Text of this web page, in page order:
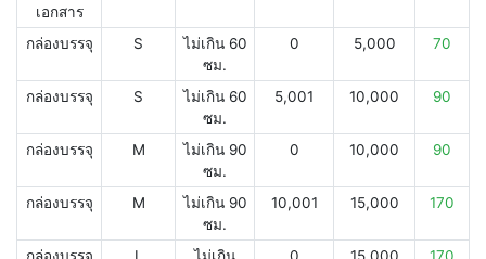
เอกสาร
กล่องบรรจุ S
ไม่เกิน 60
ซม.
0 5,000 70
กล่องบรรจุ S
ไม่เกิน 60
ซม.
5,001 10,000 90
กล่องบรรจุ M
ไม่เกิน 90
ซม.
0 10,000 90
กล่องบรรจุ M
ไม่เกิน 90
ซม.
10,001 15,000 170